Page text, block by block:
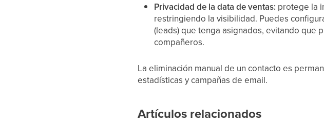
Privacidad de la data de ventas: protege la
restringiendo la visibilidad. Puedes
(leads) que tenga asignados, evitando que
compañeros.
La eliminación manual de un contacto es
estadísticas y campañas de email.
Artículos relacionados